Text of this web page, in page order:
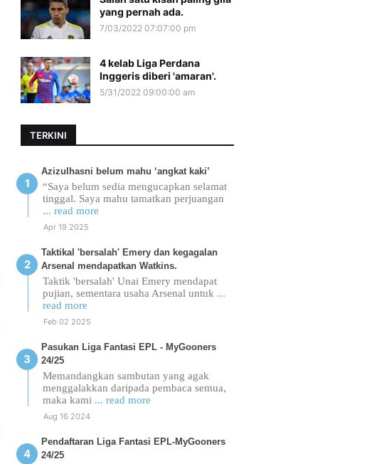
yang pernah ada.
7/03/2022 07:07:00 pm
4 kelab Liga Perdana
Inggeris diberi 'amaran'.
5/31/2022 09:00:00 am
TERKINI
Azizulhasni belum mahu ‘angkat kaki’
“Saya belum sedia mengucapkan selamat
tinggal. Saya mahu tamatkan perjuangan
... read more
Apr 19 2025
Taktikal 'bersalah' Emery dan kegagalan
Arsenal mendapatkan Watkins.
Taktik 'bersalah' Unai Emery mendapat
pujian, sementara usaha Arsenal untuk ...
read more
Feb 02 2025
Pasukan Liga Fantasi EPL - MyGooners
24/25
Memandangkan sambutan yang agak
menggalakkan daripada pembaca semua,
maka kami ... read more
Aug 16 2024
Pendaftaran Liga Fantasi EPL-MyGooners
24/25